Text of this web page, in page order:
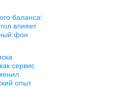
баланса:
влияет
фон
сервис
опыт